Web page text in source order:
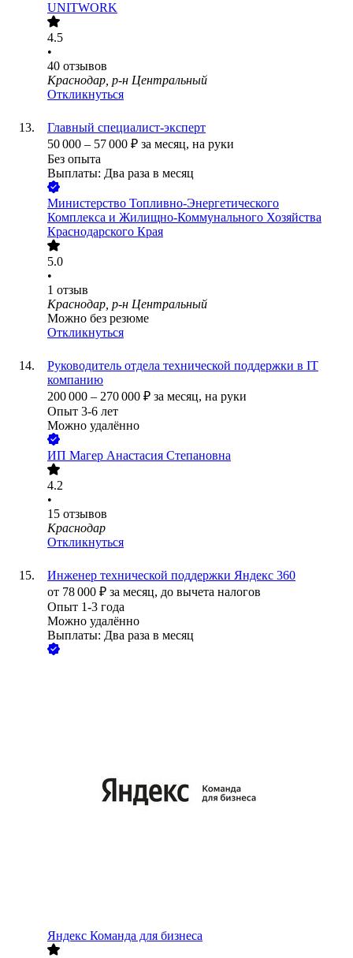
UNITWORK
4.5
•
40 отзывов
Краснодар, р-н Центральный
Откликнуться
Главный специалист-эксперт
50 000 – 57 000 ₽ за месяц, на руки
Без опыта
Выплаты: Два раза в месяц
Министерство Топливно-Энергетического
Комплекса и Жилищно-Коммунального Хозяйства
Краснодарского Края
5.0
•
1 отзыв
Краснодар, р-н Центральный
Можно без резюме
Откликнуться
Руководитель отдела технической поддержки в IT
компанию
200 000 – 270 000 ₽ за месяц, на руки
Опыт 3-6 лет
Можно удалённо
ИП Магер Анастасия Степановна
4.2
•
15 отзывов
Краснодар
Откликнуться
Инженер технической поддержки Яндекс 360
от 78 000 ₽ за месяц, до вычета налогов
Опыт 1-3 года
Можно удалённо
Выплаты: Два раза в месяц
Яндекс Команда для бизнеса